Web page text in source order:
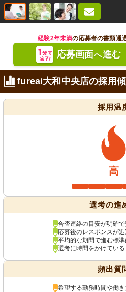
経験2年未満の応募者の書類通
応募画面へ進む
fureai大和中央店の採用
採用温
高
選考の進
合否連絡の目安が明確
応募後のレスポンスが
平均的な期間で進む標
選考に時間をかけている
頻出質
希望する勤務時間や働